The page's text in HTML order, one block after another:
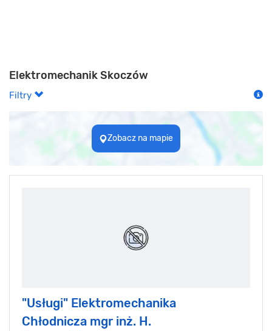
Elektromechanik Skoczów
Filtry
Zobacz na mapie
"Usługi" Elektromechanika
Chłodnicza mgr inż. H.